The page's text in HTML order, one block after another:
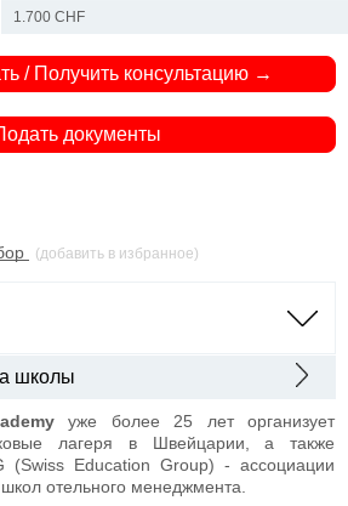
1.700 CHF
/ Получить консультацию →
документы
(добавить в избранное)
школы
уже более 25 лет организует
лагеря в Швейцарии, а также
(Swiss Education Group) - ассоциации
отельного менеджмента.